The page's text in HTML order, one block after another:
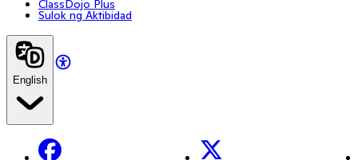
ClassDojo Plus
Sulok ng Aktibidad
English
Facebook X